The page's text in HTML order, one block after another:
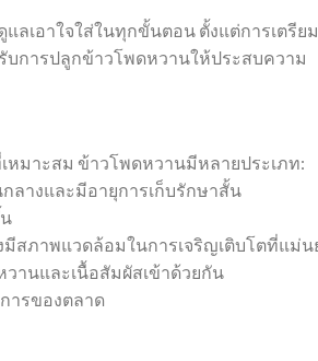
เอาใจใส่ในทุกขั้นตอน ตั้งแต่การเตรีย
บการปลูกข้าวโพดหวานให้ประสบความ
มาะสม ข้าวโพดหวานมีหลายประเภท:
ลางและมีอายุการเก็บรักษาสั้น
มีสภาพแวดล้อมในการเจริญเติบโตที่แม่น
วานและเนื้อสัมผัสเข้าด้วยกัน
ารของตลาด